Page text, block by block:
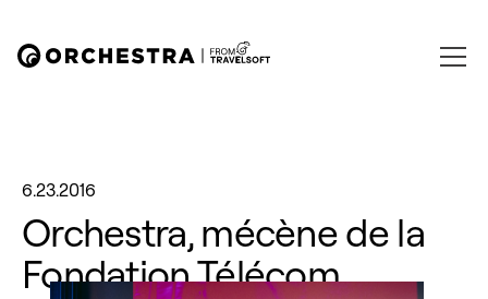
6.23.2016
Orchestra, mécène de la
Fondation Télécom